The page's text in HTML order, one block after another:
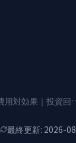
AI研修の費用対効果｜
最終更新: 2026-